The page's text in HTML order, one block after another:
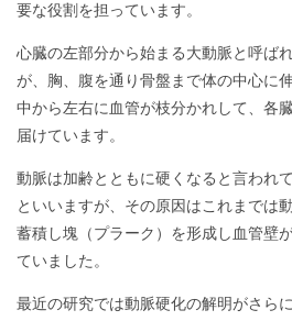
要な役割を担っています。
心臓の左部分から始まる大動脈と呼ば
が、胸、腹を通り骨盤まで体の中心に
中から左右に血管が枝分かれして、各
届けています。
動脈は加齢とともに硬くなると言われ
といいますが、その原因はこれまでは
蓄積し塊（プラーク）を形成し血管壁
ていました。
最近の研究では動脈硬化の解明がさら